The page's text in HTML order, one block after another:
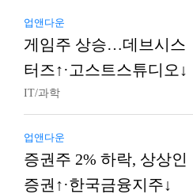
업앤다운
게임주 상승…데브시스
터즈↑·고스트스튜디오↓
IT/과학
업앤다운
증권주 2% 하락, 상상인
증권↑·한국금융지주↓